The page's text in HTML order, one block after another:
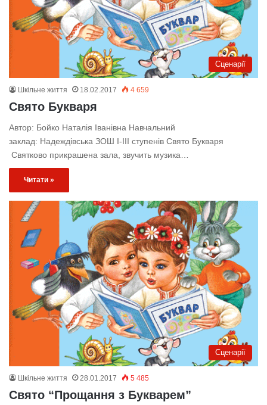
Сценарії
Шкільне життя 18.02.2017 4 659
Свято Букваря
Автор: Бойко Наталія Іванівна Навчальний
заклад: Надеждівська ЗОШ І-ІІІ ступенів Свято Букваря
Святково прикрашена зала, звучить музика…
Читати »
Сценарії
Шкільне життя 28.01.2017 5 485
Свято “Прощання з Букварем”